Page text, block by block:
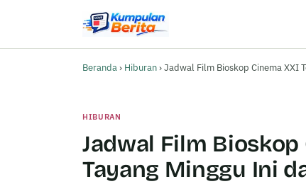
Beranda› Hiburan›Jadwal Film Bioskop Cinema XXI
HIBURAN
Jadwal Film
Tayang Minggu Ini